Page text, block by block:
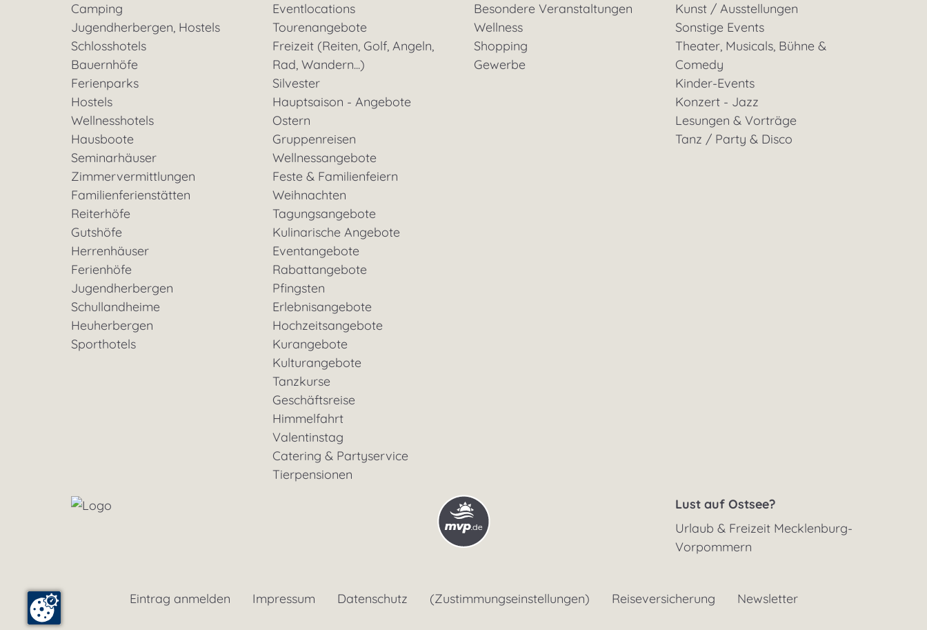
Camping
Jugendherbergen, Hostels
Schlosshotels
Bauernhöfe
Ferienparks
Hostels
Wellnesshotels
Hausboote
Seminarhäuser
Zimmervermittlungen
Familienferienstätten
Reiterhöfe
Gutshöfe
Herrenhäuser
Ferienhöfe
Jugendherbergen
Schullandheime
Heuherbergen
Sporthotels
Eventlocations
Tourenangebote
Freizeit (Reiten, Golf, Angeln,
Rad, Wandern...)
Silvester
Hauptsaison - Angebote
Ostern
Gruppenreisen
Wellnessangebote
Feste & Familienfeiern
Weihnachten
Tagungsangebote
Kulinarische Angebote
Eventangebote
Rabattangebote
Pfingsten
Erlebnisangebote
Hochzeitsangebote
Kurangebote
Kulturangebote
Tanzkurse
Geschäftsreise
Himmelfahrt
Valentinstag
Catering & Partyservice
Tierpensionen
Besondere Veranstaltungen
Wellness
Shopping
Gewerbe
Kunst / Ausstellungen
Sonstige Events
Theater, Musicals, Bühne &
Comedy
Kinder-Events
Konzert - Jazz
Lesungen & Vorträge
Tanz / Party & Disco
Lust auf Ostsee?
Urlaub & Freizeit Mecklenburg-
Vorpommern
Eintrag anmelden Impressum Datenschutz (Zustimmungseinstellungen) Reiseversicherung Newsletter